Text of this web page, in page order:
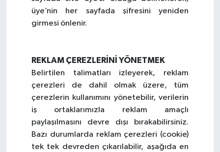
üye’nin her sayfada şifresini yeniden
girmesi önlenir.
REKLAM ÇEREZLERİNİ YÖNETMEK
Belirtilen talimatları izleyerek, reklam
çerezleri de dahil olmak üzere, tüm
çerezlerin kullanımını yönetebilir, verilerin
iş ortaklarımızla reklam amaçlı
paylaşılmasını devre dışı bırakabilirsiniz.
Bazı durumlarda reklam çerezleri (cookie)
tek tek devreden çıkarılabilir, aşağıda en